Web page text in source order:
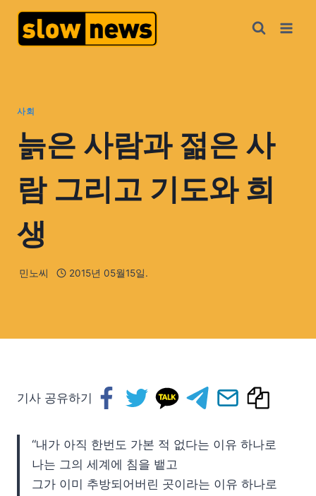
사회
늙은 사람과 젊은 사
람 그리고 기도와 희
생
민노씨 2015년 05월15일.
기사 공유하기
“내가 아직 한번도 가본 적 없다는 이유 하나로
나는 그의 세계에 침을 뱉고
그가 이미 추방되어버린 곳이라는 이유 하나로